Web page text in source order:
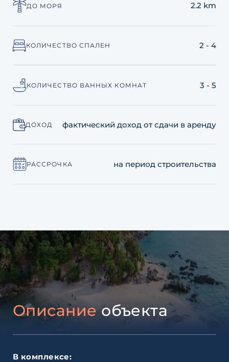
ДО МОРЯ 2.2 km
КОЛИЧЕСТВО СПАЛЕН 2 - 4
КОЛИЧЕСТВО ВАННЫХ КОМНАТ 3 - 5
ДОХОД фактический доход от сдачи в аренду
РАССРОЧКА на период строительства
Описаниеобъекта
В комплексе: